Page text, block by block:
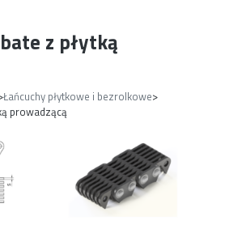
z płytką
Łańcuchy płytkowe i bezrolkowe>
prowadzącą